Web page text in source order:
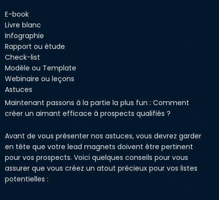
E-book
Livre blanc
Infographie
Rapport ou étude
Check-list
Modèle ou Template
Webinaire ou leçons
Astuces
Maintenant passons à la partie la plus fun : Comment
créer un aimant efficace à prospects qualifiés ?
Avant de vous présenter nos astuces, vous devrez garder
en tête que votre lead magnets doivent être pertinent
pour vos prospects. Voici quelques conseils pour vous
assurer que vous créez un atout précieux pour vos listes
potentielles :